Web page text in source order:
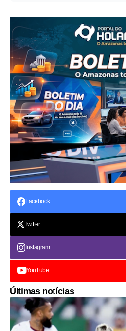
Facebook
Twitter
Instagram
YouTube
Últimas notícias